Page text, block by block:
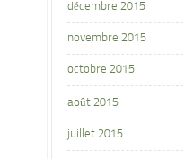
décembre 2015
novembre 2015
octobre 2015
août 2015
juillet 2015